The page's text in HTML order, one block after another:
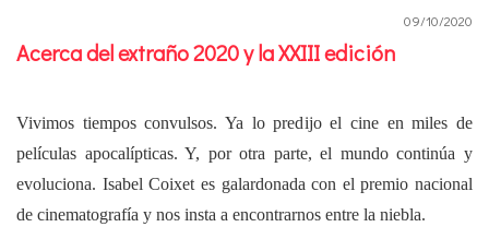
09/10/2020
Acerca del extraño 2020 y la XXIII edición
Vivimos tiempos convulsos. Ya lo predijo el cine en miles de
películas apocalípticas. Y, por otra parte, el mundo continúa y
evoluciona. Isabel Coixet es galardonada con el premio nacional
de cinematografía y nos insta a encontrarnos entre la niebla.